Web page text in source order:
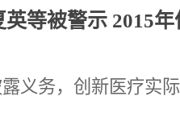
等被警示 2015年
义务，创新医疗实